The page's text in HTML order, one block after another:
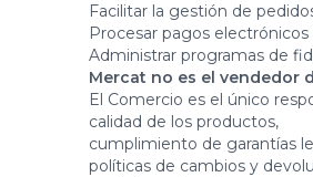
Facilitar la gestión de
Procesar pagos
Administrar programas de
Mercat no es el vendedor
El Comercio es el único
calidad de los productos,
cumplimiento de garantías
políticas de cambios y